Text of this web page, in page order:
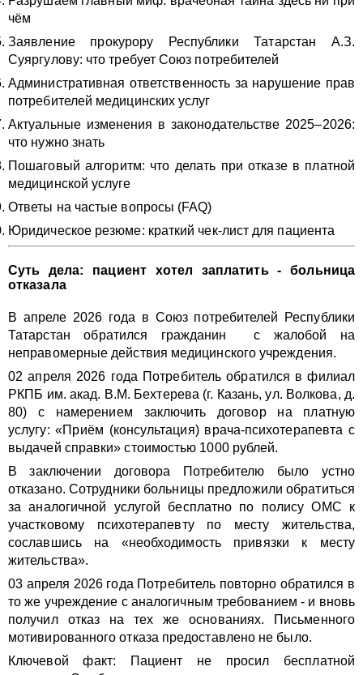
чём
Заявление прокурору Республики Татарстан А.З.
Суяргулову: что требует Союз потребителей
Административная ответственность за нарушение прав
потребителей медицинских услуг
Актуальные изменения в законодательстве 2025–2026:
что нужно знать
Пошаговый алгоритм: что делать при отказе в платной
медицинской услуге
Ответы на частые вопросы (FAQ)
Юридическое резюме: краткий чек-лист для пациента
Суть дела: пациент хотел заплатить - больница
отказала
В апреле 2026 года в Союз потребителей Республики
Татарстан обратился гражданин с жалобой на
неправомерные действия медицинского учреждения.
02 апреля 2026 года Потребитель обратился в филиал
РКПБ им. акад. В.М. Бехтерева (г. Казань, ул. Волкова, д.
80) с намерением заключить договор на платную
услугу: «Приём (консультация) врача-психотерапевта с
выдачей справки» стоимостью 1000 рублей.
В заключении договора Потребителю было устно
отказано. Сотрудники больницы предложили обратиться
за аналогичной услугой бесплатно по полису ОМС к
участковому психотерапевту по месту жительства,
сославшись на «необходимость привязки к месту
жительства».
03 апреля 2026 года Потребитель повторно обратился в
то же учреждение с аналогичным требованием - и вновь
получил отказ на тех же основаниях. Письменного
мотивированного отказа предоставлено не было.
Ключевой факт: Пациент не просил бесплатной